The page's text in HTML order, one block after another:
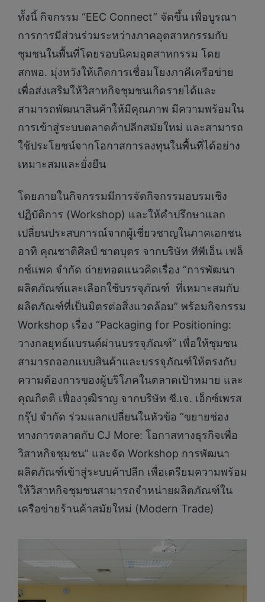
ทั้งนี้ กิจกรรม “EEC Connect” จัดขึ้น เพื่อบูรณา
การการมีส่วนร่วมระหว่างภาคอุตสาหกรรมกับ
ชุมชนในพื้นที่โดยรอบนิคมอุตสาหกรรม โดย
สกพอ. มุ่งหวังให้เกิดการเชื่อมโยงภาคีเครือข่าย
เพื่อส่งเสริมให้วิสาหกิจชุมชนเกิดรายได้และ
สามารถพัฒนาสินค้าให้มีคุณภาพ มีความพร้อมใน
การเข้าสู่ระบบตลาดค้าปลีกสมัยใหม่ และสามารถ
ใช้ประโยชน์จากโอกาสการลงทุนในพื้นที่ได้อย่าง
เหมาะสมและยั่งยืน
โดยภายในกิจกรรมมีการจัดกิจกรรมอบรมเชิง
ปฏิบัติการ (Workshop) และให้คำปรึกษาแลก
เปลี่ยนประสบการณ์จากผู้เชี่ยวชาญในภาคเอกชน
อาทิ คุณชาติศิลป์ ชาตบุตร จากบริษัท ทีพีเอ็น เฟล็
กซ์แพค จำกัด ถ่ายทอดแนวคิดเรื่อง “การพัฒนา
ผลิตภัณฑ์และเลือกใช้บรรจุภัณฑ์ ที่เหมาะสมกับ
ผลิตภัณฑ์ที่เป็นมิตรต่อสิ่งแวดล้อม” พร้อมกิจกรรม
Workshop เรื่อง “Packaging for Positioning:
วางกลยุทธ์แบรนด์ผ่านบรรจุภัณฑ์” เพื่อให้ชุมชน
สามารถออกแบบสินค้าและบรรจุภัณฑ์ให้ตรงกับ
ความต้องการของผู้บริโภคในตลาดเป้าหมาย และ
คุณกิตติ เฟื่องวุฒิราญ จากบริษัท ซี.เจ. เอ็กซ์เพรส
กรุ๊ป จำกัด ร่วมแลกเปลี่ยนในหัวข้อ “ขยายช่อง
ทางการตลาดกับ CJ More: โอกาสทางธุรกิจเพื่อ
วิสาหกิจชุมชน” และจัด Workshop การพัฒนา
ผลิตภัณฑ์เข้าสู่ระบบค้าปลีก เพื่อเตรียมความพร้อม
ให้วิสาหกิจชุมชนสามารถจำหน่ายผลิตภัณฑ์ใน
เครือข่ายร้านค้าสมัยใหม่ (Modern Trade)